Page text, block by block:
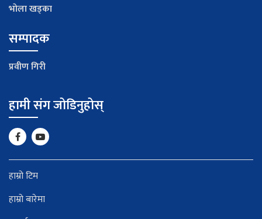
भाेला खड्का
सम्पादक
प्रवीण गिरी
हामी संग जोडिनुहोस्
हाम्रो टिम
हाम्रो बारेमा